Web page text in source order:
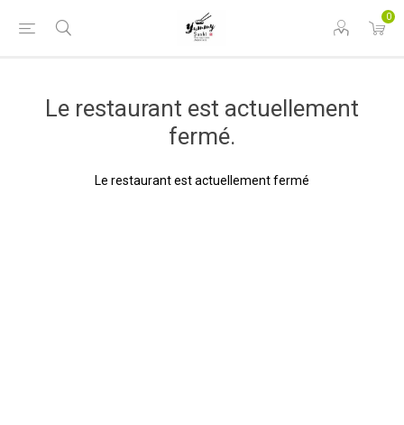
0
Le restaurant est actuellement
fermé.
Le restaurant est actuellement fermé